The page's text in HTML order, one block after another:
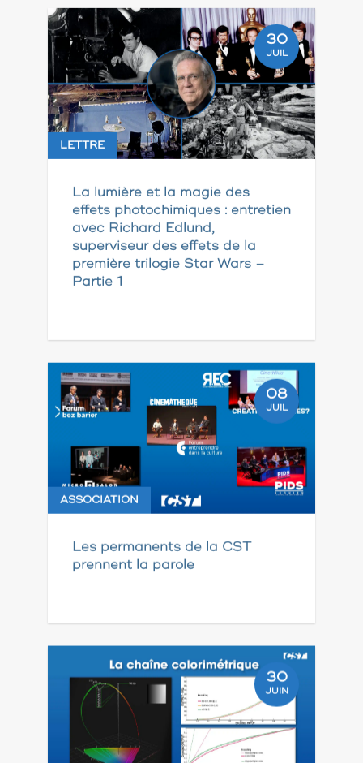
30
JUIL
LETTRE
La lumière et la magie des
effets photochimiques : entretien
avec Richard Edlund,
superviseur des effets de la
première trilogie Star Wars –
Partie 1
08
JUIL
ASSOCIATION
Les permanents de la CST
prennent la parole
30
JUIN